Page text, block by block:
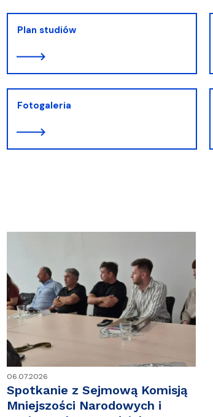
Plan studiów
Fotogaleria
06.07.2026
Spotkanie z Sejmową Komisją
Mniejszości Narodowych i